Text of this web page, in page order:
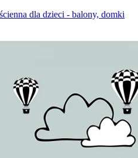
dla dzieci - balony, domki